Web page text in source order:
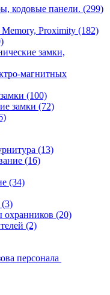
кодовые панели. (299)
Proximity (182)
замки,
магнитных
(100)
замки (72)
(13)
(16)
(34)
(3)
охранников (20)
(2)
персонала